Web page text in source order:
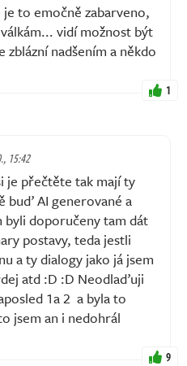
to emočně zabarveno,
vidí možnost být
zblázní nadšením a někdo
1
15:42
je přečtěte tak mají ty
buď AI generované a
byli doporučeny tam dát
postavy, teda jestli
a ty dialogy jako já jsem
atd :D :D Neodlaďuji
1a 2 a byla to
jsem an i nedohrál
9